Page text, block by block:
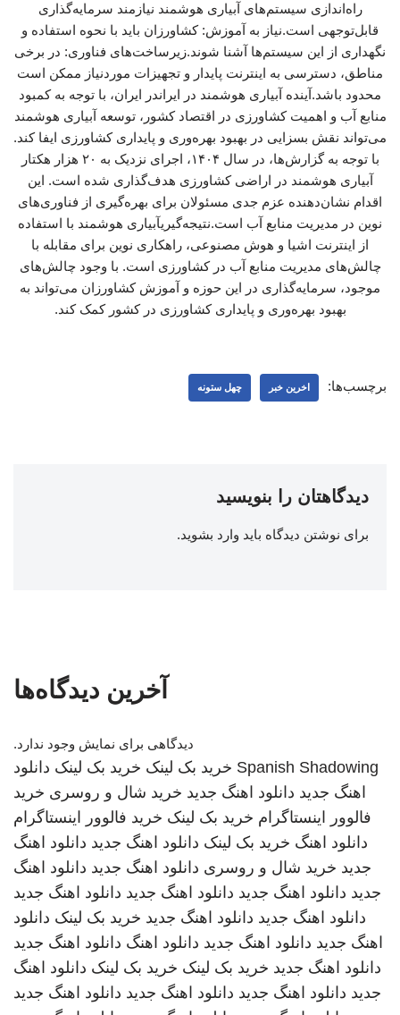
راه‌اندازی سیستم‌های آبیاری هوشمند نیازمند سرمایه‌گذاری
قابل‌توجهی است.نیاز به آموزش: کشاورزان باید با نحوه استفاده و
نگهداری از این سیستم‌ها آشنا شوند.زیرساخت‌های فناوری: در برخی
مناطق، دسترسی به اینترنت پایدار و تجهیزات موردنیاز ممکن است
محدود باشد.آینده آبیاری هوشمند در ایراندر ایران، با توجه به کمبود
منابع آب و اهمیت کشاورزی در اقتصاد کشور، توسعه آبیاری هوشمند
می‌تواند نقش بسزایی در بهبود بهره‌وری و پایداری کشاورزی ایفا کند.
با توجه به گزارش‌ها، در سال ۱۴۰۴، اجرای نزدیک به ۲۰ هزار هکتار
آبیاری هوشمند در اراضی کشاورزی هدف‌گذاری شده است. این
اقدام نشان‌دهنده عزم جدی مسئولان برای بهره‌گیری از فناوری‌های
نوین در مدیریت منابع آب است.نتیجه‌گیریآبیاری هوشمند با استفاده
از اینترنت اشیا و هوش مصنوعی، راهکاری نوین برای مقابله با
چالش‌های مدیریت منابع آب در کشاورزی است. با وجود چالش‌های
موجود، سرمایه‌گذاری در این حوزه و آموزش کشاورزان می‌تواند به
بهبود بهره‌وری و پایداری کشاورزی در کشور کمک کند.
برچسب‌ها: اخرین خبر چهل ستونه
دیدگاهتان را بنویسید
برای نوشتن دیدگاه باید وارد بشوید.
آخرین دیدگاه‌ها
دیدگاهی برای نمایش وجود ندارد.
Spanish Shadowing خرید بک لینک خرید بک لینک دانلود
اهنگ جدید دانلود اهنگ جدید خرید شال و روسری خرید
فالوور اینستاگرام خرید بک لینک خرید فالوور اینستاگرام
دانلود اهنگ خرید بک لینک دانلود اهنگ جدید دانلود اهنگ
جدید خرید شال و روسری دانلود اهنگ جدید دانلود اهنگ
جدید دانلود اهنگ جدید دانلود اهنگ جدید دانلود اهنگ جدید
دانلود اهنگ جدید دانلود اهنگ جدید خرید بک لینک دانلود
اهنگ جدید دانلود اهنگ جدید دانلود اهنگ دانلود اهنگ جدید
دانلود اهنگ جدید خرید بک لینک خرید بک لینک دانلود اهنگ
جدید دانلود اهنگ جدید دانلود اهنگ جدید دانلود اهنگ جدید